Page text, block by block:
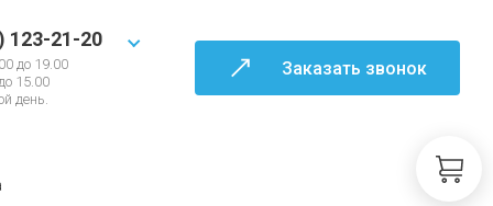
123-21-20
до 19.00
15.00
день.
Заказать звонок